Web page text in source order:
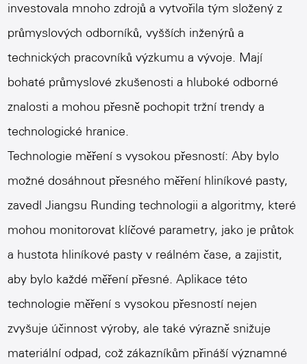
investovala mnoho zdrojů a vytvořila tým složený z
průmyslových odborníků, vyšších inženýrů a
technických pracovníků výzkumu a vývoje. Mají
bohaté průmyslové zkušenosti a hluboké odborné
znalosti a mohou přesně pochopit tržní trendy a
technologické hranice.
Technologie měření s vysokou přesností: Aby bylo
možné dosáhnout přesného měření hliníkové pasty,
zavedl Jiangsu Runding technologii a algoritmy, které
mohou monitorovat klíčové parametry, jako je průtok
a hustota hliníkové pasty v reálném čase, a zajistit,
aby bylo každé měření přesné. Aplikace této
technologie měření s vysokou přesností nejen
zvyšuje účinnost výroby, ale také výrazně snižuje
materiální odpad, což zákazníkům přináší významné